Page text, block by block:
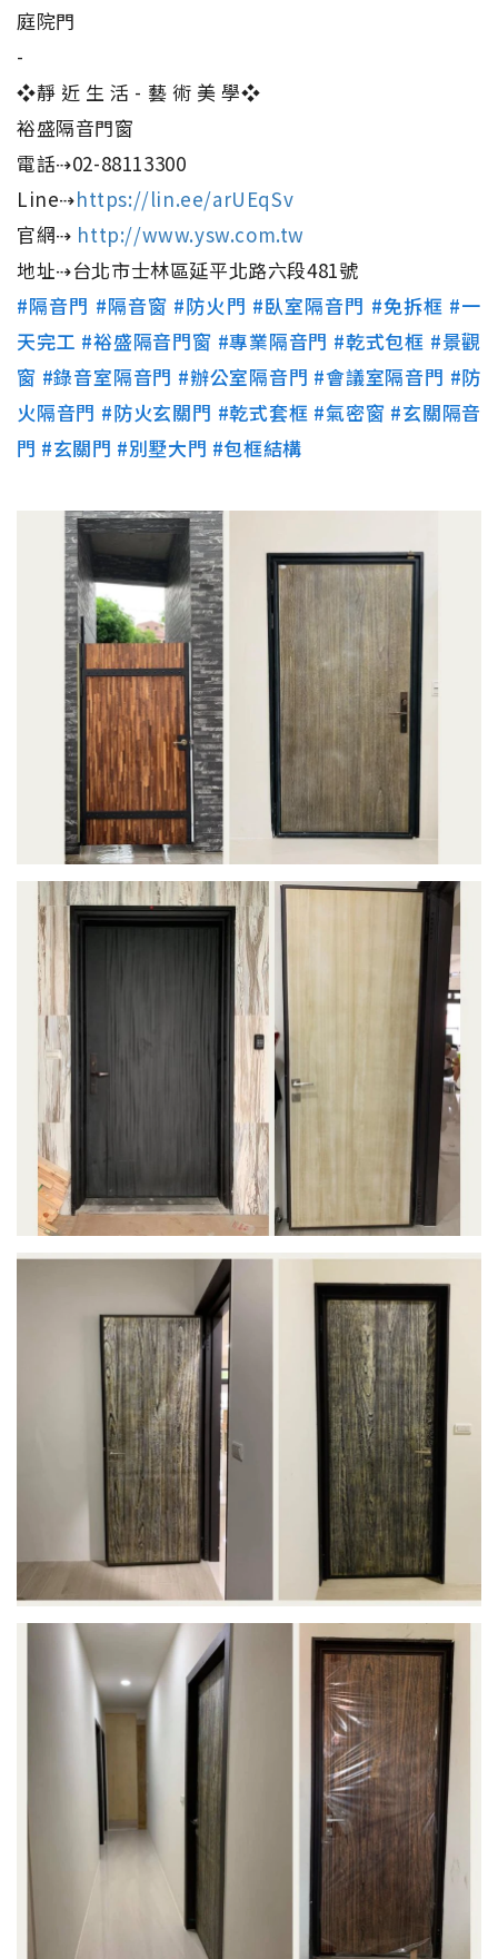
庭院門
-
❖靜 近 生 活 - 藝 術 美 學❖
裕盛隔音門窗
電話⇢02-88113300
Line⇢https://lin.ee/arUEqSv
官網⇢ http://www.ysw.com.tw
地址⇢台北市士林區延平北路六段481號
#隔音門 #隔音窗 #防火門 #臥室隔音門 #免拆框 #一
天完工 #裕盛隔音門窗 #專業隔音門 #乾式包框 #景觀
窗 #錄音室隔音門 #辦公室隔音門 #會議室隔音門 #防
火隔音門 #防火玄關門 #乾式套框 #氣密窗 #玄關隔音
門 #玄關門 #別墅大門 #包框結構